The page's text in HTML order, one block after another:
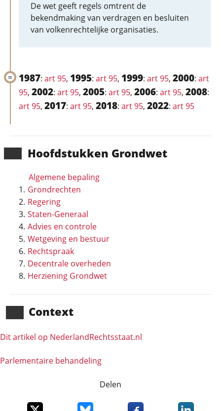
Hoofd­stukken Grondwet
Algemene bepaling
Grondrechten
Regering
Staten-Generaal
Advies en controle
Wetgeving en bestuur
Rechtspraak
Decentrale overheden
Herziening Grondwet
Context
Dit artikel op NederlandRechts­staat.nl
Parlementaire behandeling
De wet geeft regels omtrent de
bekendmaking van verdragen en besluiten
van volkenrechtelijke organisaties.
1987: art 95, 1995: art 95, 1999: art 95, 2000: art
95, 2002: art 95, 2005: art 95, 2006: art 95, 2008:
art 95, 2017: art 95, 2018: art 95, 2022: art 95
Delen
Deel dit item op XDeel dit item op Bluesky
Deel dit item opDeel dit